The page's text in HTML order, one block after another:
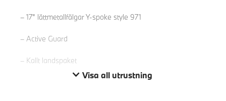
17" lättmetallfälgar Y-spoke style 971
Active Guard
Kallt landspaket
Visa all utrustning